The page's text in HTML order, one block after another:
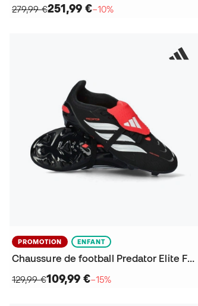
279,99 €251,99 €−10%
PROMOTION ENFANT
Chaussure de football Predator Elite FT FG Enfant
129,99 €109,99 €−15%